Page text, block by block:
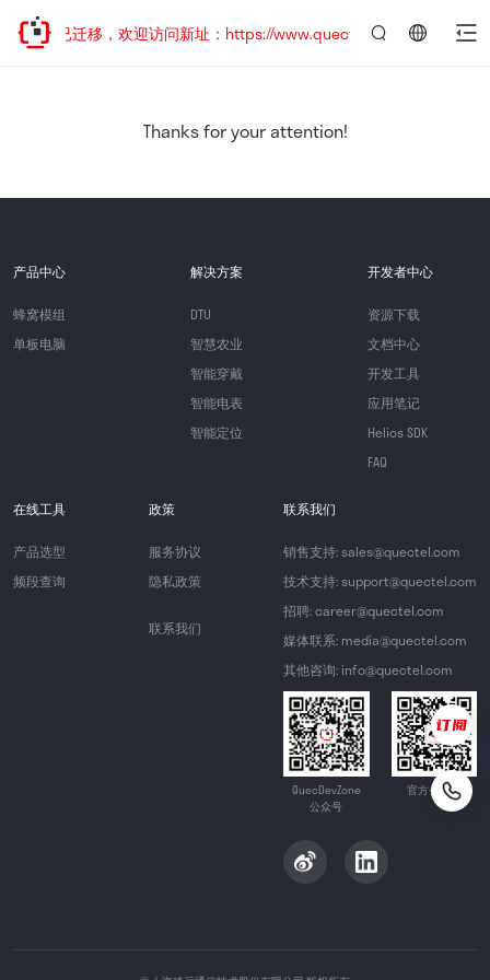
站地址已迁移，欢迎访问新址：https://www.quectel.com.cn
Thanks for your attention!
产品中心
蜂窝模组
单板电脑
解决方案
DTU
智慧农业
智能穿戴
智能电表
智能定位
开发者中心
资源下载
文档中心
开发工具
应用笔记
Helios SDK
FAQ
在线工具
产品选型
频段查询
政策
服务协议
隐私政策
联系我们
联系我们
销售支持: sales@quectel.com
技术支持: support@quectel.com
招聘: career@quectel.com
媒体联系: media@quectel.com
其他咨询: info@quectel.com
QuecDevZone
公众号
官方公众号